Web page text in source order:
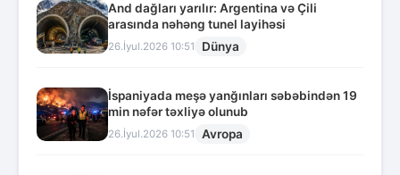
And dağları yarılır: Argentina və Çili
arasında nəhəng tunel layihəsi
26.İyul.2026 10:51 Dünya
İspaniyada meşə yanğınları səbəbindən 19
min nəfər təxliyə olunub
26.İyul.2026 10:51 Avropa